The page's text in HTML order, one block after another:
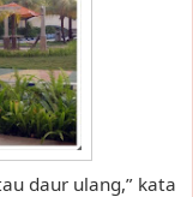
daur ulang,” kata